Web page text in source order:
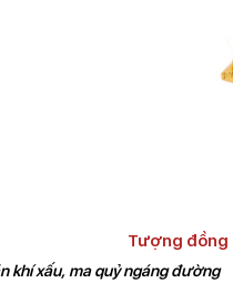
Tượng đồng
khí xấu, ma quỷ ngáng đường